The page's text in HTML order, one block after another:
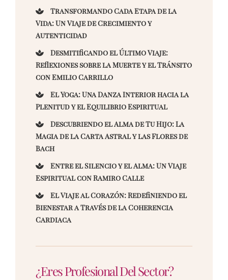
Transformando Cada Etapa de la
Vida: Un Viaje de Crecimiento y
Autenticidad
Desmitificando el Último Viaje:
Reflexiones sobre la Muerte y el Tránsito
con Emilio Carrillo
El Yoga: Una Danza Interior hacia la
Plenitud y el Equilibrio Espiritual
Descubriendo el Alma de Tu Hijo: La
Magia de la Carta Astral y las Flores de
Bach
Entre el Silencio y el Alma: Un Viaje
Espiritual con Ramiro Calle
El Viaje al Corazón: Redefiniendo el
Bienestar a Través de la Coherencia
Cardiaca
¿Eres Profesional Del Sector?